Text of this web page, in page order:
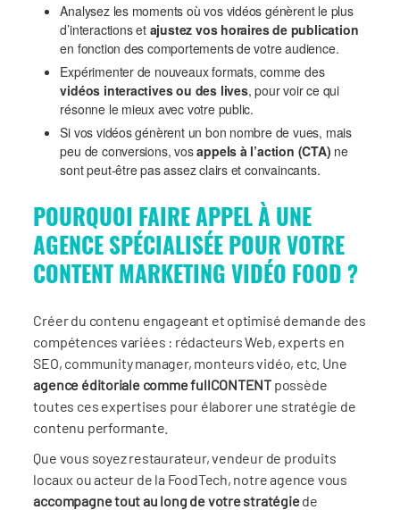
Analysez les moments où vos vidéos génèrent le plus
d’interactions et ajustez vos horaires de publication
en fonction des comportements de votre audience.
Expérimenter de nouveaux formats, comme des
vidéos interactives ou des lives, pour voir ce qui
résonne le mieux avec votre public.
Si vos vidéos génèrent un bon nombre de vues, mais
peu de conversions, vosappels à l’action (CTA) ne
sont peut-être pas assez clairs et convaincants.
POURQUOI FAIRE APPEL À UNE
AGENCE SPÉCIALISÉE POUR VOTRE
CONTENT MARKETING VIDÉO FOOD ?
Créer du contenu engageant et optimisé demande des
compétences variées : rédacteurs Web, experts en
SEO, community manager, monteurs vidéo, etc. Une
agence éditoriale comme fullCONTENT possède
toutes ces expertises pour élaborer une stratégie de
contenu performante.
Que vous soyez restaurateur, vendeur de produits
locaux ou acteur de la FoodTech, notre agence vous
accompagne tout au long de votre stratégiede